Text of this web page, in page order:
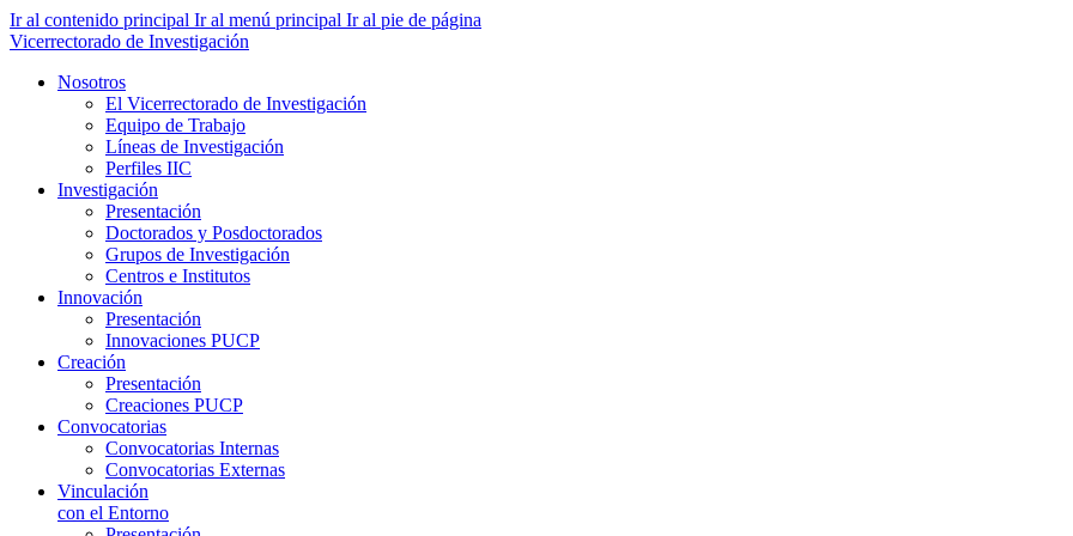
Ir al contenido principal Ir al menú principal Ir al pie de página
Vicerrectorado de Investigación
Nosotros
El Vicerrectorado de Investigación
Equipo de Trabajo
Líneas de Investigación
Perfiles IIC
Investigación
Presentación
Doctorados y Posdoctorados
Grupos de Investigación
Centros e Institutos
Innovación
Presentación
Innovaciones PUCP
Creación
Presentación
Creaciones PUCP
Convocatorias
Convocatorias Internas
Convocatorias Externas
Vinculación
con el Entorno